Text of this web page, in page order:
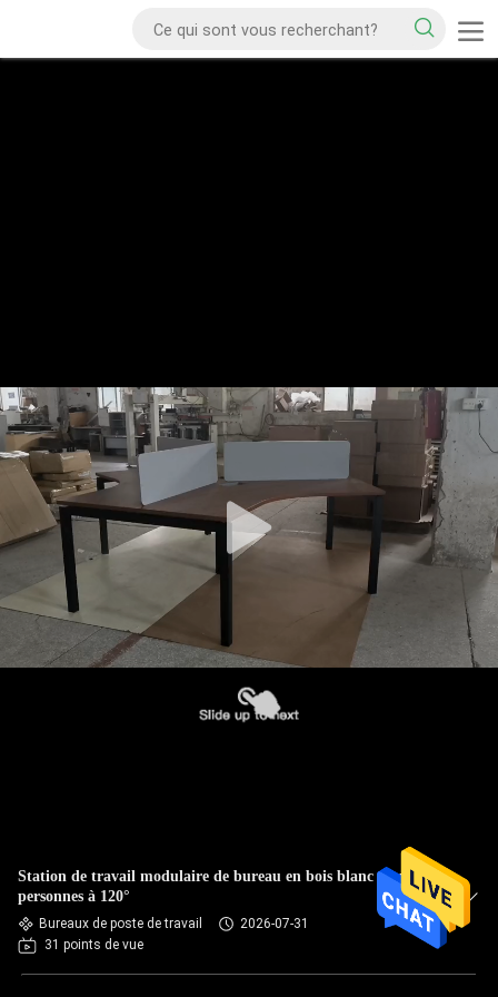
Station de travail modulaire de bureau en bois blanc pour 4
personnes à 120°
Bureaux de poste de travail
2026-07-31
31 points de vue